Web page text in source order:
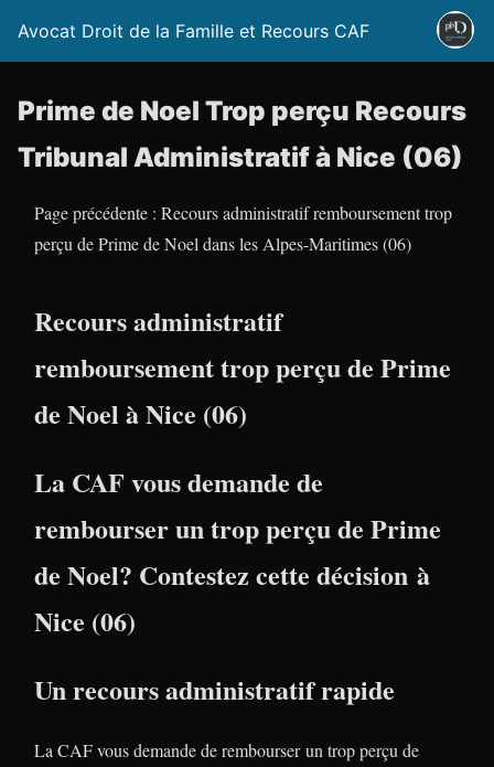
Avocat Droit de la Famille et Recours CAF
Prime de Noel Trop perçu Recours
Tribunal Administratif à Nice (06)
Page précédente : Recours administratif remboursement trop
perçu de Prime de Noel dans les Alpes-Maritimes (06)
Recours administratif
remboursement trop perçu de Prime
de Noel à Nice (06)
La CAF vous demande de
rembourser un trop perçu de Prime
de Noel? Contestez cette décision à
Nice (06)
Un recours administratif rapide
La CAF vous demande de rembourser un trop perçu de